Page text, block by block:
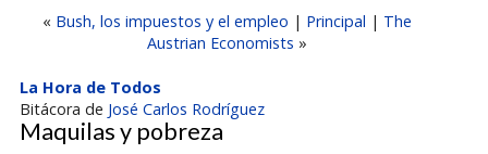
« Bush, los impuestos y el empleo | Principal | The
Austrian Economists »
La Hora de Todos
Bitácora de José Carlos Rodríguez
Maquilas y pobreza